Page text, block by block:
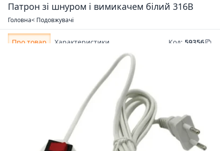
Патрон зі шнуром і вимикачем білий 316В
Головна< Подовжувачі
Про товар Характеристики Код: 59356